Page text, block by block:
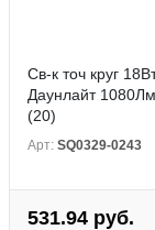
Св-к точ круг
Даунлайт
(20)
Арт: SQ0329-0243
531.94 руб.